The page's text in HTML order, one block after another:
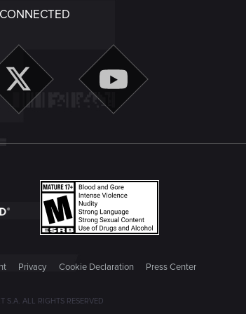
Privacy Cookie Declaration Press Center
S.A. ALL RIGHTS RESERVED